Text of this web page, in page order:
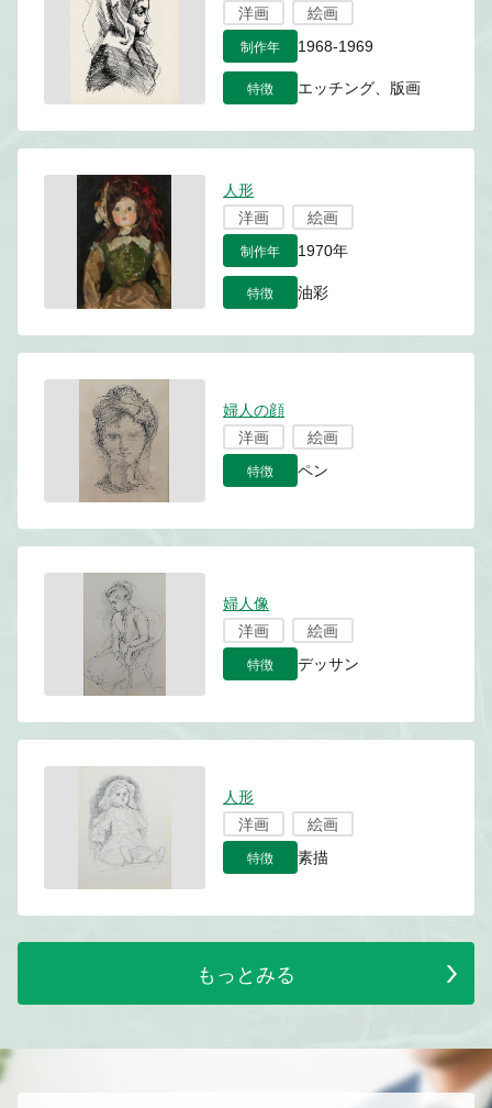
洋画
絵画
制作年 1968-1969
特徴 エッチング、版画
人形
洋画
絵画
制作年 1970年
特徴 油彩
婦人の顔
洋画
絵画
特徴 ペン
婦人像
洋画
絵画
特徴 デッサン
人形
洋画
絵画
特徴 素描
もっとみる